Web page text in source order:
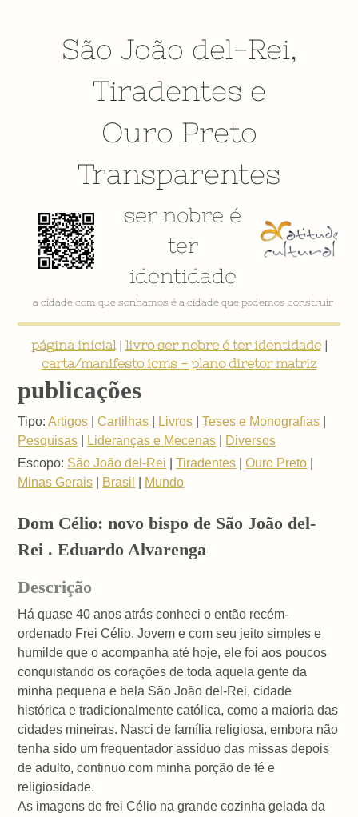
São João del-Rei,
Tiradentes e
Ouro Preto
Transparentes
ser nobre é
ter
identidade
a cidade com que sonhamos é a cidade que podemos construir
página inicial| livro ser nobre é ter identidade|
carta/manifesto icms - plano diretor matriz
publicações
Tipo: Artigos |Cartilhas Livros |Teses e Monografias
Pesquisas
Lideranças e Mecenas
Diversos
Escopo: São João del-Rei |Tiradentes |Ouro Preto
Minas Gerais
Brasil Mundo
Dom Célio: novo bispo de São João del-
Rei . Eduardo Alvarenga
Descrição
Há quase 40 anos atrás conheci o então recém-
ordenado Frei Célio. Jovem e com seu jeito simples e
humilde que o acompanha até hoje, ele foi aos poucos
conquistando os corações de toda aquela gente da
minha pequena e bela São João del-Rei, cidade
histórica e tradicionalmente católica, como a maioria das
cidades mineiras. Nasci de família religiosa, embora não
tenha sido um frequentador assíduo das missas depois
de adulto, continuo com minha porção de fé e
religiosidade.
As imagens de frei Célio na grande cozinha gelada da